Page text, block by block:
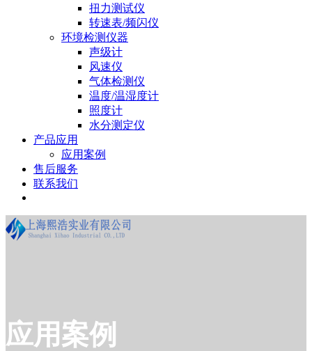
扭力测试仪
转速表/频闪仪
环境检测仪器
声级计
风速仪
气体检测仪
温度/温湿度计
照度计
水分测定仪
产品应用
应用案例
售后服务
联系我们
应用案例